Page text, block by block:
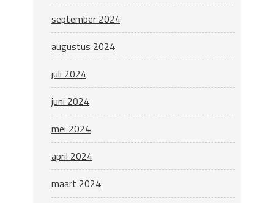
september 2024
augustus 2024
juli 2024
juni 2024
mei 2024
april 2024
maart 2024